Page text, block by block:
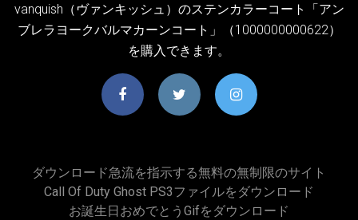
vanquish（ヴァンキッシュ）のステンカラーコート「アン
ブレラヨークバルマカーンコート」（1000000000622）
を購入できます。
ダウンロード急流を指示する無料の無制限のサイト
Call Of Duty Ghost PS3ファイルをダウンロード
お誕生日おめでとうgifをダウンロード